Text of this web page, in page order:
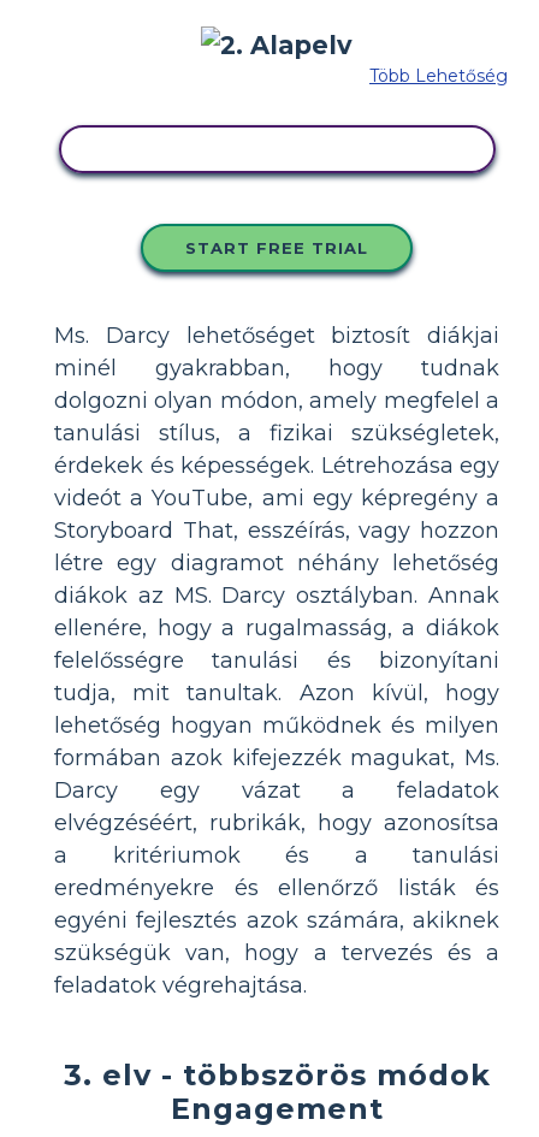
Több Lehetőség
START FREE TRIAL
Ms. Darcy lehetőséget biztosít diákjai
minél gyakrabban, hogy tudnak
dolgozni olyan módon, amely megfelel a
tanulási stílus, a fizikai szükségletek,
érdekek és képességek. Létrehozása egy
videót a YouTube, ami egy képregény a
Storyboard That, esszéírás, vagy hozzon
létre egy diagramot néhány lehetőség
diákok az MS. Darcy osztályban. Annak
ellenére, hogy a rugalmasság, a diákok
felelősségre tanulási és bizonyítani
tudja, mit tanultak. Azon kívül, hogy
lehetőség hogyan működnek és milyen
formában azok kifejezzék magukat, Ms.
Darcy egy vázat a feladatok
elvégzéséért, rubrikák, hogy azonosítsa
a kritériumok és a tanulási
eredményekre és ellenőrző listák és
egyéni fejlesztés azok számára, akiknek
szükségük van, hogy a tervezés és a
feladatok végrehajtása.
3. elv - többszörös módok
Engagement